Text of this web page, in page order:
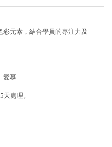
元素，結合學員的專注力及
愛慕
處理。